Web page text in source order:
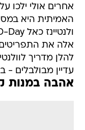
אחרים אולי
האמיתית היא
אלה את
עדיין מבולבלים - ביום
אהבה במנות